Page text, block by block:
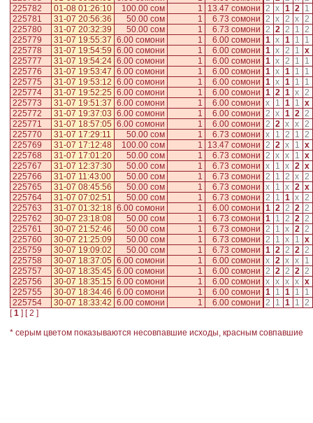
225782
01-08 01:26:10 100.00 сом 1 13.47 сомони 2 x 1 2
1
225781
31-07 20:56:36 50.00 сом 1 6.73 сомони 2 x 2 x 2
225780
31-07 20:32:39 50.00 сом 1 6.73 сомони 2 2 2 1 2
225779
31-07 19:55:37 6.00 сомони 1 6.00 сомони 1 x 1 1
1
225778
31-07 19:54:59 6.00 сомони 1 6.00 сомони 1 x 2 1 x
225777
31-07 19:54:24 6.00 сомони 1 6.00 сомони 1 x 2 1
1
225776
31-07 19:53:47 6.00 сомони 1 6.00 сомони 1 x 1 1
1
225775
31-07 19:53:12 6.00 сомони 1 6.00 сомони 1 x 1 1
1
225774
31-07 19:52:25 6.00 сомони 1 6.00 сомони 1 2 1 x 2
225773
31-07 19:51:37 6.00 сомони 1 6.00 сомони x 1 1 1 x
225772
31-07 19:37:03 6.00 сомони 1 6.00 сомони 2 x 1 2 2
225771
31-07 18:57:05 6.00 сомони 1 6.00 сомони 2 2 x x 2
225770
31-07 17:29:11 50.00 сом 1 6.73 сомони x 1 2 1 2
225769
31-07 17:12:48 100.00 сом 1 13.47 сомони 2 2 x 1 x
225768
31-07 17:01:20 50.00 сом 1 6.73 сомони 2 x x 1 x
225767
31-07 12:37:30 50.00 сом 1 6.73 сомони x 1 x 2 x
225766
31-07 11:43:00 50.00 сом 1 6.73 сомони 2 1 2 x 2
225765
31-07 08:45:56 50.00 сом 1 6.73 сомони x 1 x 2 x
225764
31-07 07:02:51 50.00 сом 1 6.73 сомони 2 1 1 x 2
225763
31-07 01:32:18 6.00 сомони 1 6.00 сомони 1 2 2 2 2
225762
30-07 23:18:08 50.00 сом 1 6.73 сомони 1 1 2 2 2
225761
30-07 21:52:46 50.00 сом 1 6.73 сомони 2 1 x 2 2
225760
30-07 21:25:09 50.00 сом 1 6.73 сомони 2 1 x 1 x
225759
30-07 19:09:02 50.00 сом 1 6.73 сомони 1 2 2 2 2
225758
30-07 18:37:05 6.00 сомони 1 6.00 сомони x 2 x x
1
225757
30-07 18:35:45 6.00 сомони 1 6.00 сомони 2 2 2 2 2
225756
30-07 18:35:15 6.00 сомони 1 6.00 сомони x x x x x
225755
30-07 18:34:46 6.00 сомони 1 6.00 сомони 1 1 1 1
1
225754
30-07 18:33:42 6.00 сомони 1 6.00 сомони 2 1 1 1 2
[1 ] [2 ]
* серым цветом показываются несовпавшие исходы, красным совпавшие